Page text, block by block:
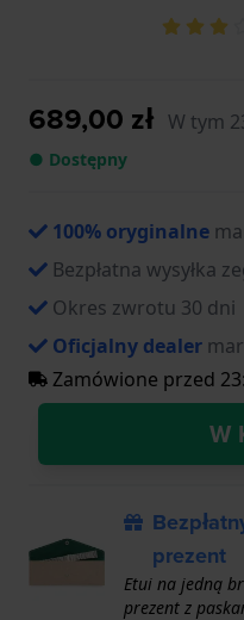
689,00 zł W tym
● Dostępny
100% oryginalne
Bezpłatna wysyłka
Okres zwrotu 30 dni
Oficjalny dealer
Zamówione przed
W
prezent
Etui na jedną
prezent z